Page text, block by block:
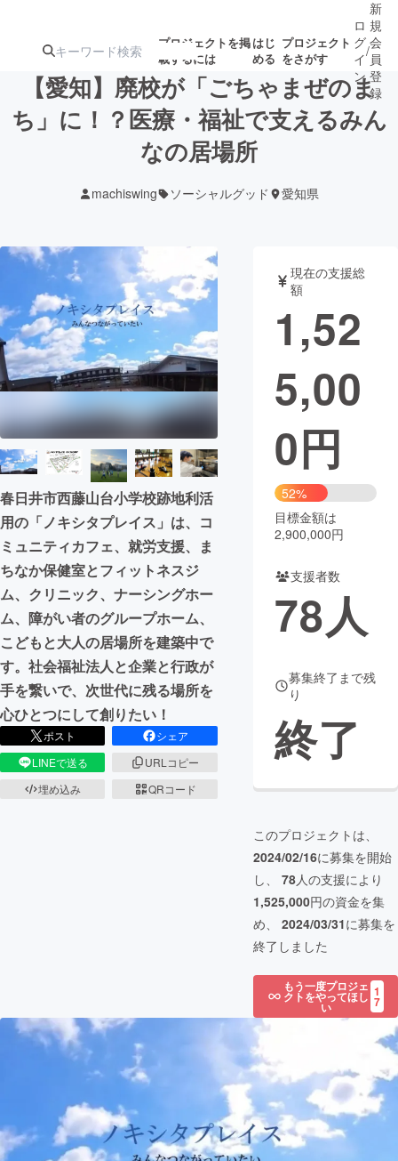
プロジェクトを掲
載するには
はじ
める
プロジェクト
をさがす
注目の新着プロ
ジェクト
募集終了が近いプ
テクノロジー・ガジェット
映像・映画 書籍・雑誌
ビジネス・起業 チャレンジ
まちづくり・地域活性化
CAMPFIRE for Social Good
CAMPFIRE Creation
CAMPFIREふるさと納税
コミュニティ
ロ
グ
イ
ン
/
新
規
会
員
登
録
【愛知】廃校が「ごちゃまぜのま
ち」に！？医療・福祉で支えるみん
なの居場所
machiswing ソーシャルグッド 愛知県
春日井市西藤山台小学校跡地利活
用の「ノキシタプレイス」は、コ
ミュニティカフェ、就労支援、ま
ちなか保健室とフィットネスジ
ム、クリニック、ナーシングホー
ム、障がい者のグループホーム、
こどもと大人の居場所を建築中で
す。社会福祉法人と企業と行政が
手を繋いで、次世代に残る場所を
心ひとつにして創りたい！
ポスト
シェア
LINEで送る
URLコピー
埋め込み
QRコード
現在の支援総
額
1,52
5,00
0円
52%
目標金額は
2,900,000円
支援者数
78人
募集終了まで残
り
終了
このプロジェクトは、
2024/02/16に募集を開始
し、 78人の支援により
1,525,000円の資金を集
め、 2024/03/31に募集を
終了しました
もう一度プロジェ
クトをやってほし
い
1
7